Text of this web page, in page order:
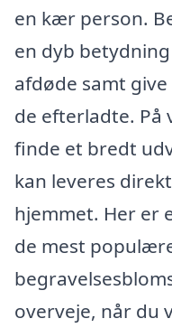
en kær person.
en dyb
afdøde samt
de efterladte. På
finde et bredt
kan leveres
hjemmet. Her er
de mest
overveje, når du